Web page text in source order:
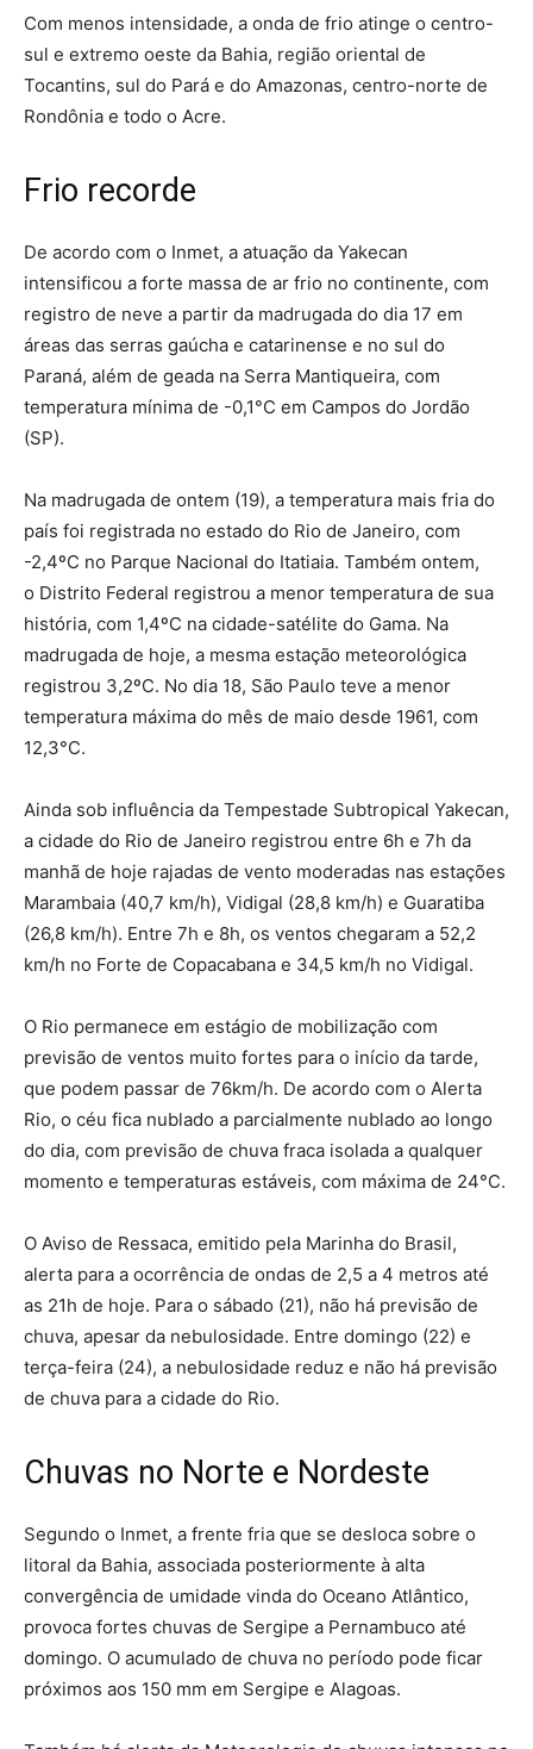
Com menos intensidade, a onda de frio atinge o centro-
sul e extremo oeste da Bahia, região oriental de
Tocantins, sul do Pará e do Amazonas, centro-norte de
Rondônia e todo o Acre.
Frio recorde
De acordo com o Inmet, a atuação da Yakecan
intensificou a forte massa de ar frio no continente, com
registro de neve a partir da madrugada do dia 17 em
áreas das serras gaúcha e catarinense e no sul do
Paraná, além de geada na Serra Mantiqueira, com
temperatura mínima de -0,1°C em Campos do Jordão
(SP).
Na madrugada de ontem (19), a temperatura mais fria do
país foi registrada no estado do Rio de Janeiro, com
-2,4ºC no Parque Nacional do Itatiaia. Também ontem,
o Distrito Federal registrou a menor temperatura de sua
história, com 1,4ºC na cidade-satélite do Gama. Na
madrugada de hoje, a mesma estação meteorológica
registrou 3,2ºC. No dia 18, São Paulo teve a menor
temperatura máxima do mês de maio desde 1961, com
12,3°C.
Ainda sob influência da Tempestade Subtropical Yakecan,
a cidade do Rio de Janeiro registrou entre 6h e 7h da
manhã de hoje rajadas de vento moderadas nas estações
Marambaia (40,7 km/h), Vidigal (28,8 km/h) e Guaratiba
(26,8 km/h). Entre 7h e 8h, os ventos chegaram a 52,2
km/h no Forte de Copacabana e 34,5 km/h no Vidigal.
O Rio permanece em estágio de mobilização com
previsão de ventos muito fortes para o início da tarde,
que podem passar de 76km/h. De acordo com o Alerta
Rio, o céu fica nublado a parcialmente nublado ao longo
do dia, com previsão de chuva fraca isolada a qualquer
momento e temperaturas estáveis, com máxima de 24°C.
O Aviso de Ressaca, emitido pela Marinha do Brasil,
alerta para a ocorrência de ondas de 2,5 a 4 metros até
as 21h de hoje. Para o sábado (21), não há previsão de
chuva, apesar da nebulosidade. Entre domingo (22) e
terça-feira (24), a nebulosidade reduz e não há previsão
de chuva para a cidade do Rio.
Chuvas no Norte e Nordeste
Segundo o Inmet, a frente fria que se desloca sobre o
litoral da Bahia, associada posteriormente à alta
convergência de umidade vinda do Oceano Atlântico,
provoca fortes chuvas de Sergipe a Pernambuco até
domingo. O acumulado de chuva no período pode ficar
próximos aos 150 mm em Sergipe e Alagoas.